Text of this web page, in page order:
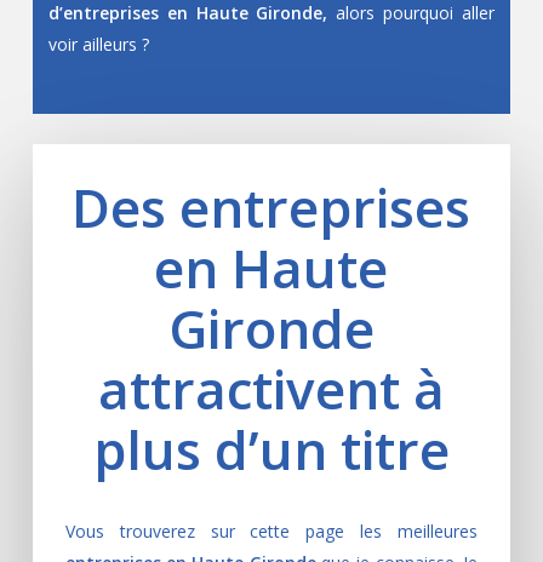
d’entreprises en Haute Gironde, alors pourquoi aller
voir ailleurs ?
Des entreprises
en Haute
Gironde
attractivent à
plus d’un titre
Vous trouverez sur cette page les meilleures